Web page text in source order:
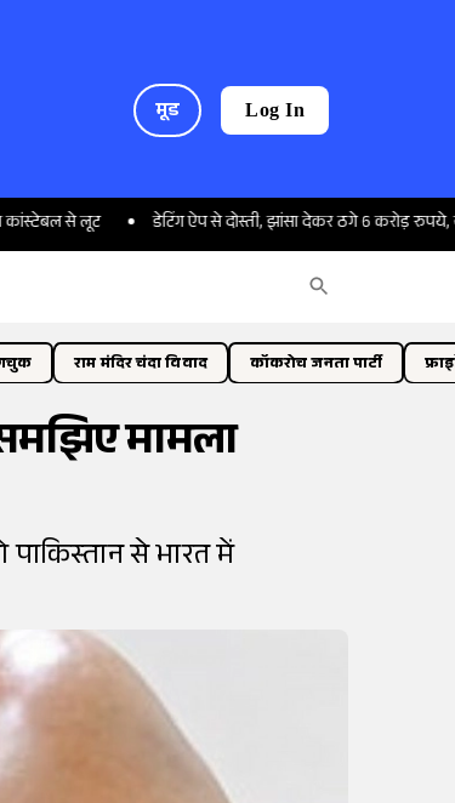
मूड Log In
लूट डेटिंग ऐप से दोस्ती, झांसा देकर ठगे 6 करोड़ रुपये, नोटों पर
राम मंदिर चंदा विवाद कॉकरोच जनता पार्टी
मामला
पाकिस्तान से भारत में